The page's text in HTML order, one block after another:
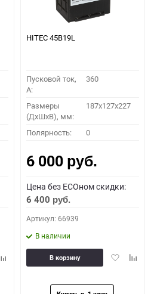
HITEC 45B19L
Пусковой ток,
A:
360
Размеры
(ДхШхВ), мм:
187x127x227
Полярность: 0
6 000 руб.
Цена без ECOном скидки:
6 400 руб.
Артикул: 66939
В наличии
Добавить
В корзину